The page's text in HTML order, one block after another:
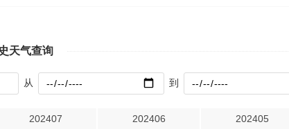
天气查询
从 到
202407 202406 202405